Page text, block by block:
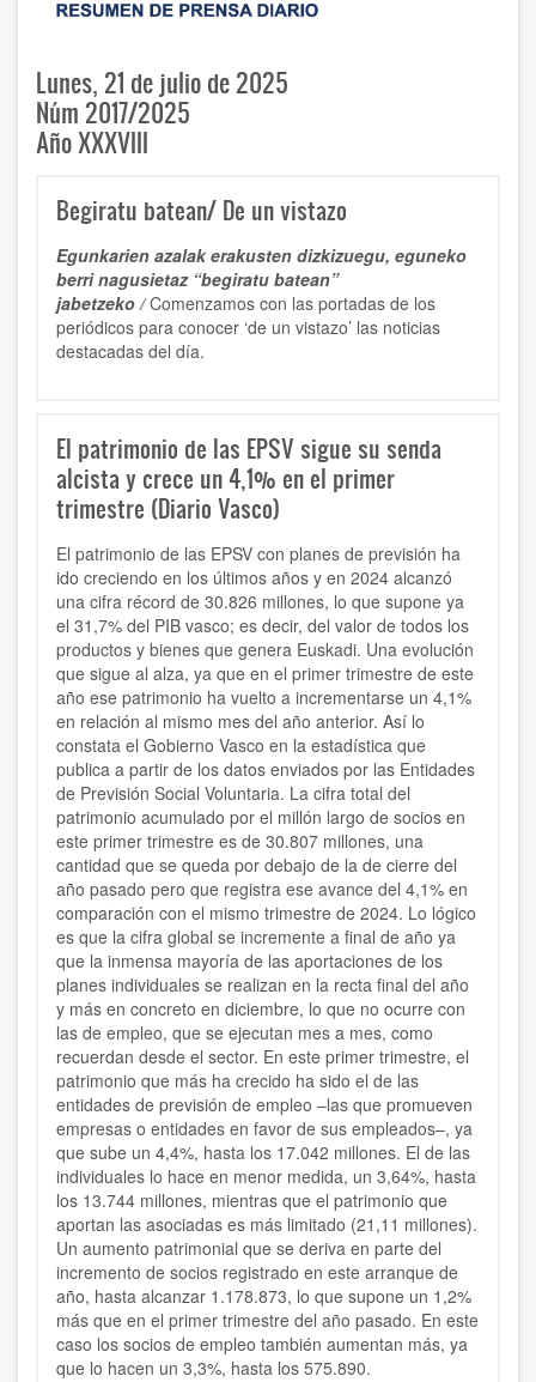
Lunes, 21 de julio de 2025
Núm 2017/2025
Año XXXVIII
Begiratu batean/ De un vistazo
Egunkarien azalak erakusten dizkizuegu, eguneko
berri nagusietaz “begiratu batean”
jabetzeko /Comenzamos con las portadas de los
periódicos para conocer ‘de un vistazo’ las noticias
destacadas del día.
El patrimonio de las EPSV sigue su senda
alcista y crece un 4,1% en el primer
trimestre (Diario Vasco)
El patrimonio de las EPSV con planes de previsión ha
ido creciendo en los últimos años y en 2024 alcanzó
una cifra récord de 30.826 millones, lo que supone ya
el 31,7% del PIB vasco; es decir, del valor de todos los
productos y bienes que genera Euskadi. Una evolución
que sigue al alza, ya que en el primer trimestre de este
año ese patrimonio ha vuelto a incrementarse un 4,1%
en relación al mismo mes del año anterior. Así lo
constata el Gobierno Vasco en la estadística que
publica a partir de los datos enviados por las Entidades
de Previsión Social Voluntaria. La cifra total del
patrimonio acumulado por el millón largo de socios en
este primer trimestre es de 30.807 millones, una
cantidad que se queda por debajo de la de cierre del
año pasado pero que registra ese avance del 4,1% en
comparación con el mismo trimestre de 2024. Lo lógico
es que la cifra global se incremente a final de año ya
que la inmensa mayoría de las aportaciones de los
planes individuales se realizan en la recta final del año
y más en concreto en diciembre, lo que no ocurre con
las de empleo, que se ejecutan mes a mes, como
recuerdan desde el sector. En este primer trimestre, el
patrimonio que más ha crecido ha sido el de las
entidades de previsión de empleo –las que promueven
empresas o entidades en favor de sus empleados–, ya
que sube un 4,4%, hasta los 17.042 millones. El de las
individuales lo hace en menor medida, un 3,64%, hasta
los 13.744 millones, mientras que el patrimonio que
aportan las asociadas es más limitado (21,11 millones).
Un aumento patrimonial que se deriva en parte del
incremento de socios registrado en este arranque de
año, hasta alcanzar 1.178.873, lo que supone un 1,2%
más que en el primer trimestre del año pasado. En este
caso los socios de empleo también aumentan más, ya
que lo hacen un 3,3%, hasta los 575.890.